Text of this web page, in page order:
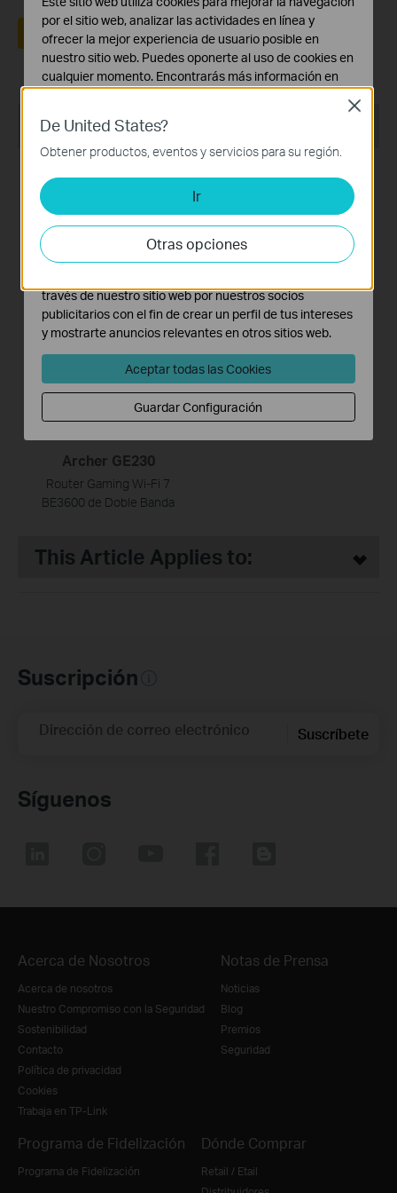
Sí No
Productos recomendados
TL13E
Bombilla LED Wi-Fi
TC82 KIT
Cámara de Vigilancia Wi-Fi
Archer GE230
Router Gaming Wi-Fi 7
BE3600 de Doble Banda
This Article Applies to:
Suscripción
Dirección de correo electrónico Suscríbete
Síguenos
Acerca de Nosotros
Acerca de nosotros
Nuestro Compromiso con la Seguridad
Sostenibilidad
Contacto
Política de privacidad
Cookies
Trabaja en TP-Link
Notas de Prensa
Noticias
Blog
Premios
Seguridad
Programa de Fidelización
Programa de Fidelización
Dónde Comprar
Retail / Etail
De United States?
Obtener productos, eventos y servicios para su región.
Ir
Otras opciones
Close
por el sitio web, analizar las actividades en línea y
ofrecer la mejor experiencia de usuario posible en
nuestro sitio web. Puedes oponerte al uso de cookies en
cualquier momento. Encontrarás más información en
Cookies Básicas
Estas cookies son necesarias para el funcionamiento
del sitio web y no pueden desactivarse en tu sistema.
Cookies de Análisis y de Marketing
Las cookies de análisis nos permiten analizar tus
actividades en nuestro sitio web con el fin de mejorar y
adaptar la funcionalidad del mismo.
través de nuestro sitio web por nuestros socios
publicitarios con el fin de crear un perfil de tus intereses
y mostrarte anuncios relevantes en otros sitios web.
Aceptar todas las Cookies
Guardar Configuración